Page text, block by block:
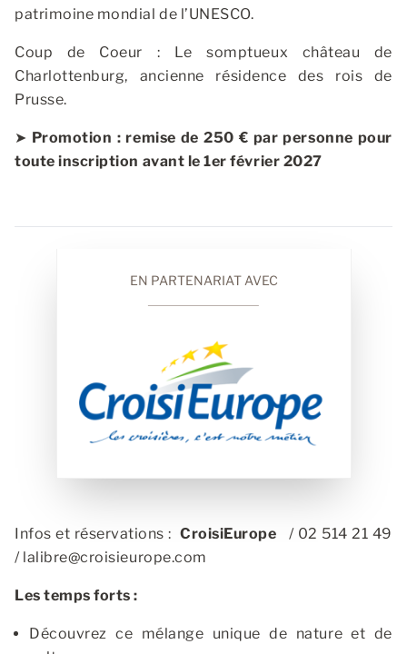
patrimoine mondial de l’UNESCO.
Coup de Coeur : Le somptueux château de
Charlottenburg, ancienne résidence des rois de
Prusse.
➤ Promotion : remise de 250 € par personne pour
toute inscription avant le 1er février 2027
EN PARTENARIAT AVEC
Infos et réservations : CroisiEurope / 02 514 21 49
/ lalibre@croisieurope.com
Les temps forts :
Découvrez ce mélange unique de nature et de